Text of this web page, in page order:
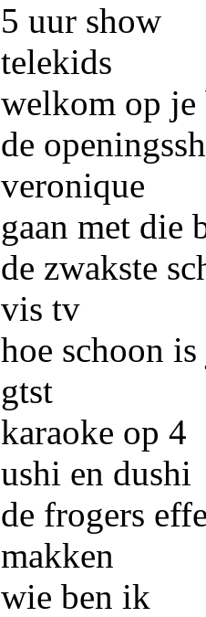
5 uur show
telekids
welkom op
de
veronique
gaan met die
de zwakste
vis tv
hoe schoon
gtst
karaoke op 4
ushi en dushi
de frogers
makken
wie ben ik